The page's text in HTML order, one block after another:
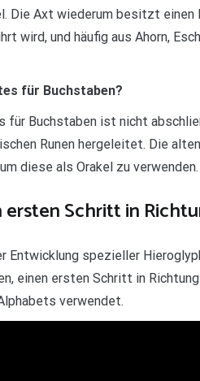
Die Axt wiederum besitzt einen
wird, und häufig aus Ahorn,
für Buchstaben?
für Buchstaben ist nicht
Runen hergeleitet. Die
diese als Orakel zu verwenden.
Schritt in
Entwicklung spezieller
einen ersten Schritt in
verwendet.